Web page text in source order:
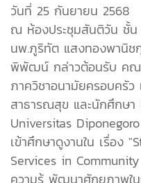
วันที่ 25 กันยายน 2568
ณ ห้องประชุมสันติวัน ชั้น
นพ.ภูริทัต แสงทองพานิช
พิพัฒน์ กล่าวต้อนรับ คณ
ภาควิชาอนามัยครอบครัว
สาธารณสุข และนักศึกษ
Universitas
เข้าศึกษาดูงานใน เรื่อง
Services in
ความรู้ พัฒนาศักยภาพใ